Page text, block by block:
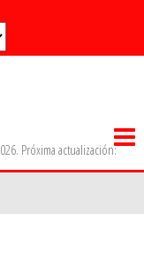
Próxima actualización: